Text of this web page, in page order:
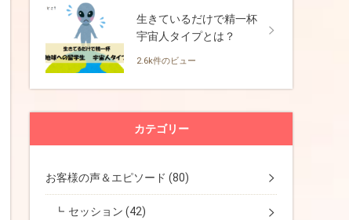
セルフガイドアカデミーメールレッスン
生きているだけで精一杯
宇宙人タイプとは？
2.6k件のビュー
カテゴリー
お客様の声＆エピソード (80)
セッション(42)